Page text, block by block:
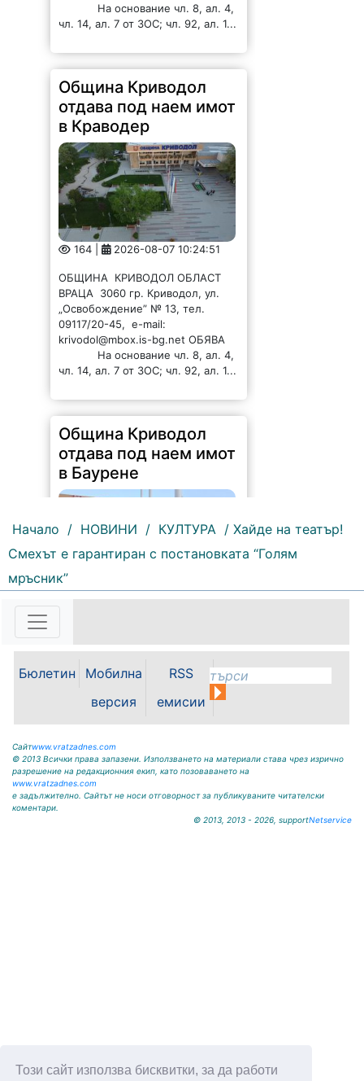
Този сайт използва бисквитки, за да работи
На основание чл. 8, ал. 4,
чл. 14, ал. 7 от ЗОС; чл. 92, ал. 1...
Община Криводол
отдава под наем имот
в Краводер
164 | 2026-08-07 10:24:51
ОБЩИНА КРИВОДОЛ ОБЛАСТ
ВРАЦА 3060 гр. Криводол, ул.
„Освобождение” № 13, тел.
09117/20-45, e-mail:
krivodol@mbox.is-bg.net ОБЯВА
На основание чл. 8, ал. 4,
чл. 14, ал. 7 от ЗОС; чл. 92, ал. 1...
Община Криводол
отдава под наем имот
в Баурене
99 | 2026-08-07 10:17:52
ВРАЦА 3060 гр. Криводол,
ул.”Освобождение”№ 13, тел.
09117 / 20-45, e-mail:
krivodol@mbox.is-bg.net ОБЯВА
На основание чл. 8, ал. 4,
чл. 14, ал. 7 от ЗОС; чл. 92, ал. 1...
Начало / НОВИНИ / КУЛТУРА / Хайде на театър!
Смехът е гарантиран с постановката “Голям
мръсник”
Бюлетин
Мобилна
версия
RSS
емисии
Сайтwww.vratzadnes.com
© 2013 Всички права запазени. Използването на материали става чрез изрично
разрешение на редакционния екип, като позоваването на
www.vratzadnes.com
е задължително. Сайтът не носи отговорност за публикуваните читателски
коментари.
© 2013, 2013 - 2026, supportNetservice